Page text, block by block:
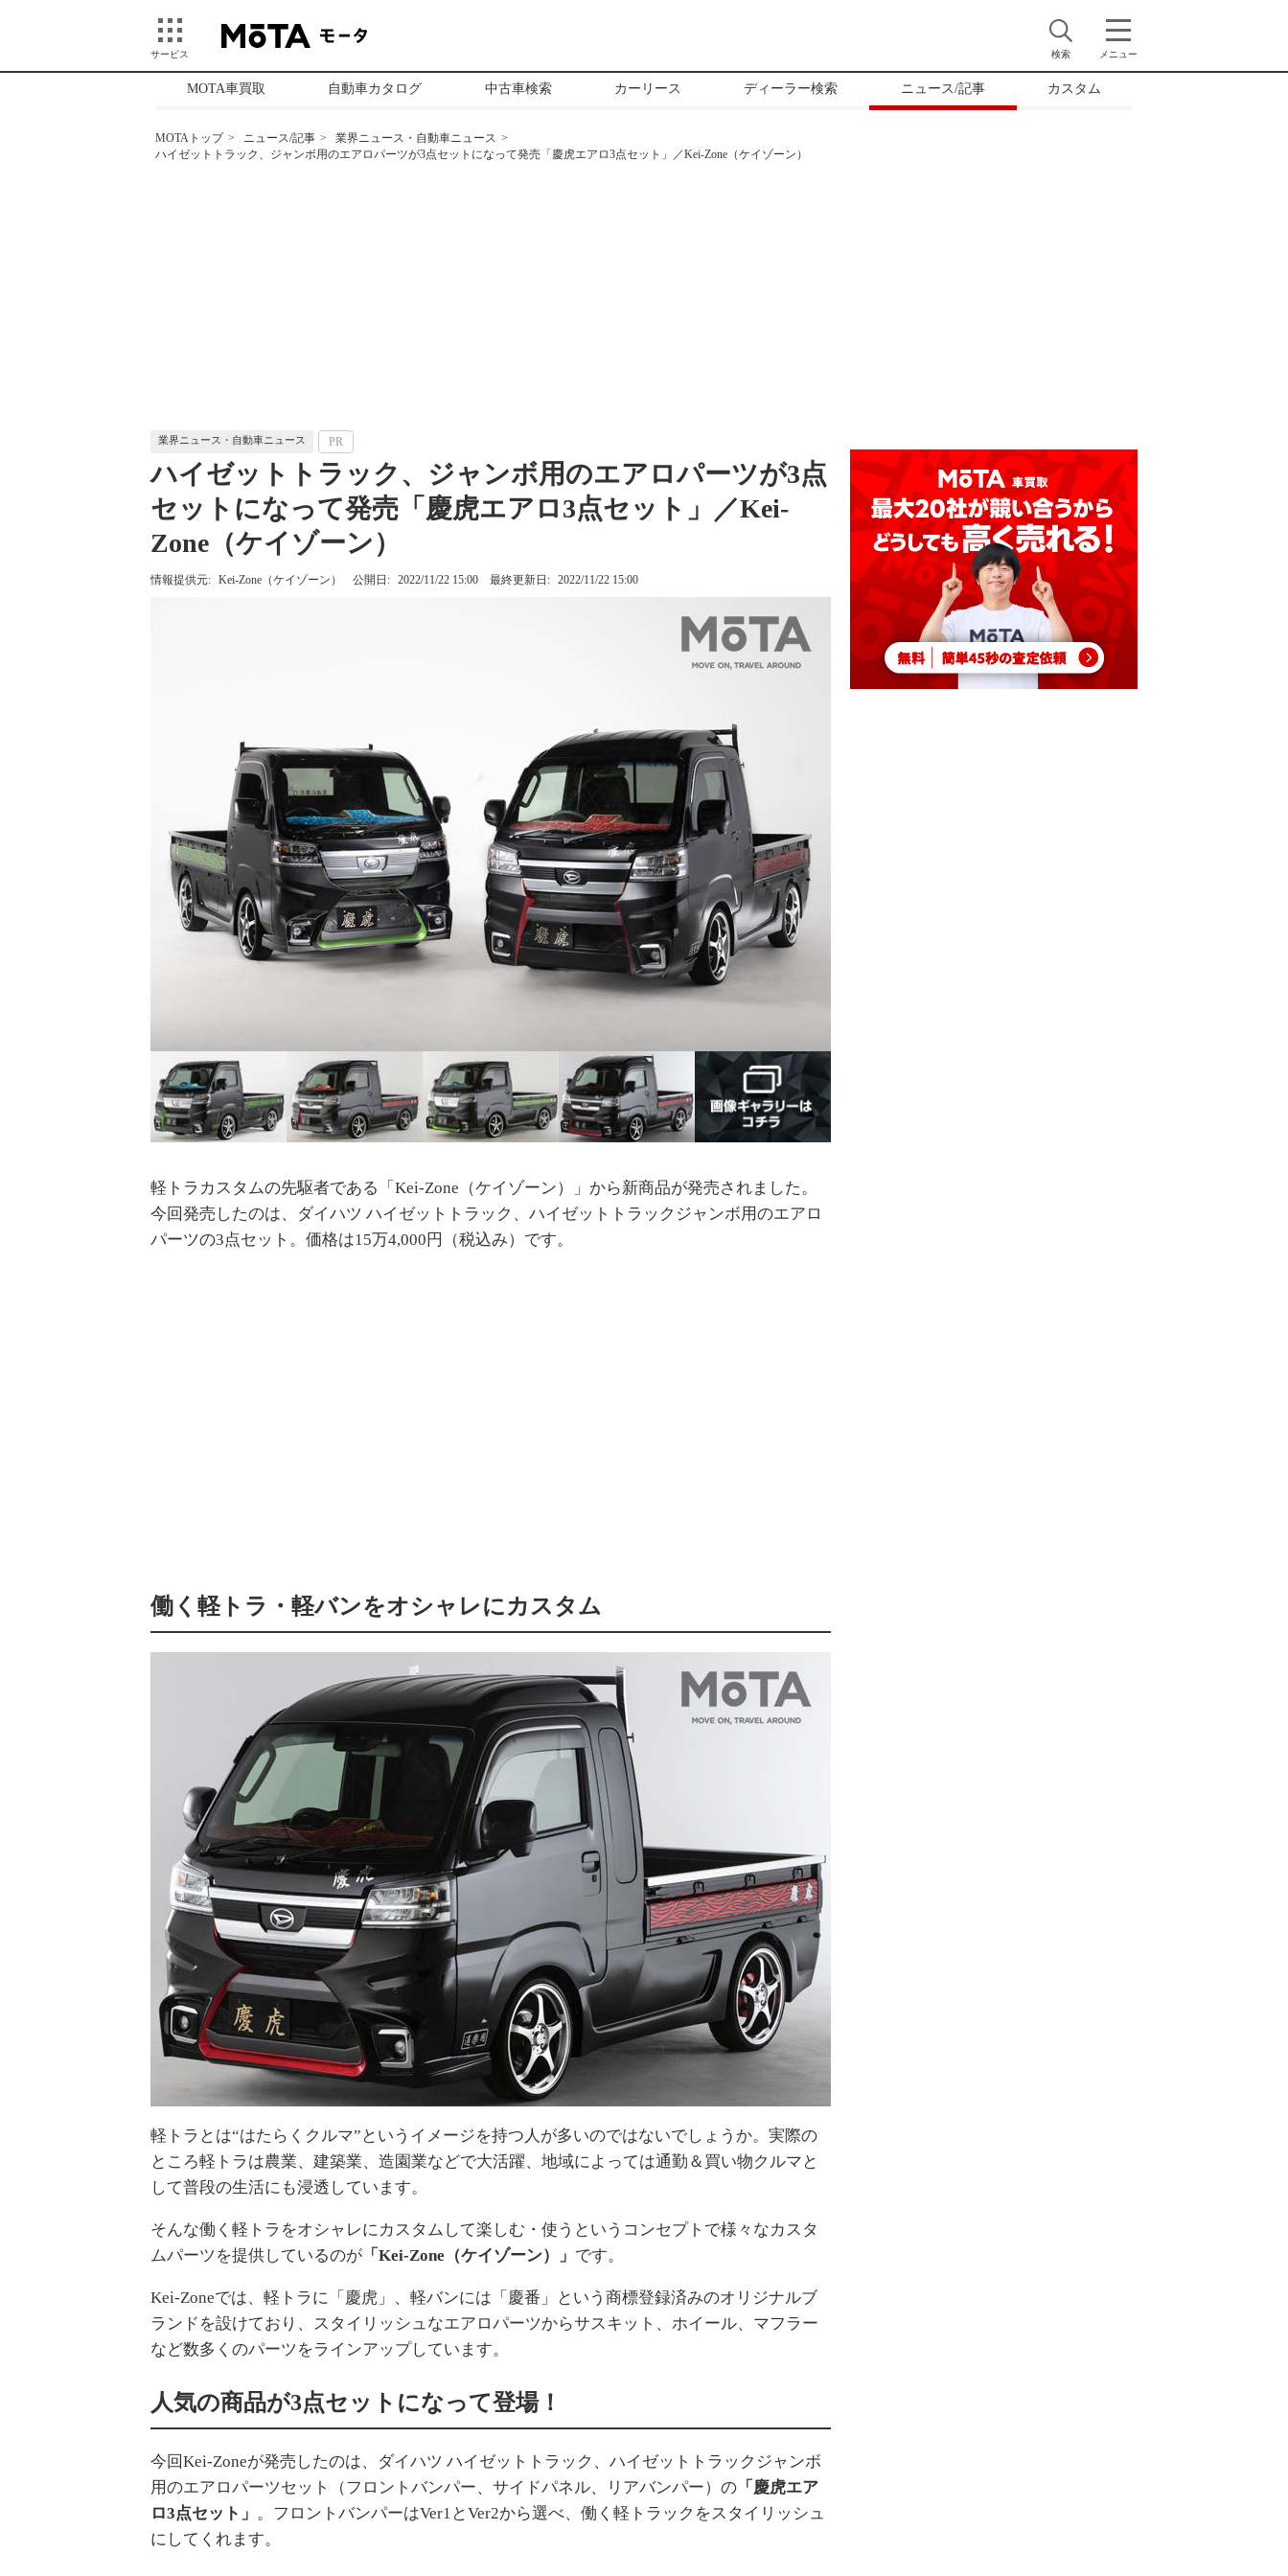
サービス 検索 メニュー
MOTA車買取 自動車カタログ 中古車検索 カーリース ディーラー検索 ニュース/記事 カスタム
MOTAトップ ニュース/記事
業界ニュース・自動車ニュース
ハイゼットトラック、ジャンボ用のエアロパーツが3点セットになって発売「慶虎エアロ3点セット」／Kei-Zone（ケイゾーン）
業界ニュース・自動車ニュース PR
ハイゼットトラック、ジャンボ用のエアロパーツが3点
セットになって発売「慶虎エアロ3点セット」／Kei-
Zone（ケイゾーン）
情報提供元: Kei-Zone（ケイゾーン） 公開日: 2022/11/22 15:00 最終更新日: 2022/11/22 15:00
軽トラカスタムの先駆者である「Kei-Zone（ケイゾーン）」から新商品が発売されました。
今回発売したのは、ダイハツ ハイゼットトラック、ハイゼットトラックジャンボ用のエアロ
パーツの3点セット。価格は15万4,000円（税込み）です。
働く軽トラ・軽バンをオシャレにカスタム
軽トラとは“はたらくクルマ”というイメージを持つ人が多いのではないでしょうか。実際の
ところ軽トラは農業、建築業、造園業などで大活躍、地域によっては通勤＆買い物クルマと
して普段の生活にも浸透しています。
そんな働く軽トラをオシャレにカスタムして楽しむ・使うというコンセプトで様々なカスタ
ムパーツを提供しているのが 「Kei-Zone（ケイゾーン）」 です。
Kei-Zoneでは、軽トラに「慶虎」、軽バンには「慶番」という商標登録済みのオリジナルブ
ランドを設けており、スタイリッシュなエアロパーツからサスキット、ホイール、マフラー
など数多くのパーツをラインアップしています。
人気の商品が3点セットになって登場！
今回Kei-Zoneが発売したのは、ダイハツ ハイゼットトラック、ハイゼットトラックジャンボ
用のエアロパーツセット（フロントバンパー、サイドパネル、リアバンパー）の 「慶虎エア
ロ3点セット」 。フロントバンパーはVer1とVer2から選べ、働く軽トラックをスタイリッシュ
にしてくれます。